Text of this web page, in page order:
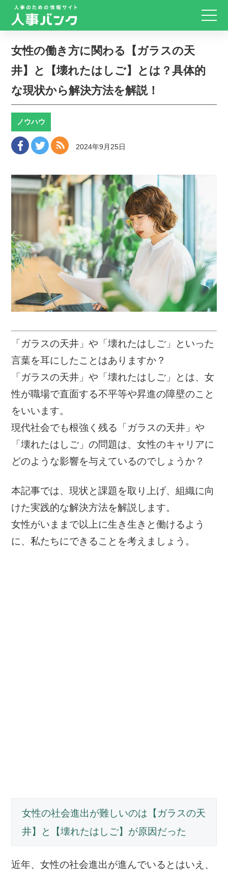
女性の働き方に関わる【ガラスの天
井】と【壊れたはしご】とは？具体的
な現状から解決方法を解説！
ノウハウ
2024年9月25日
「ガラスの天井」や「壊れたはしご」といった
言葉を耳にしたことはありますか？
「ガラスの天井」や「壊れたはしご」とは、女
性が職場で直面する不平等や昇進の障壁のこと
をいいます。
現代社会でも根強く残る「ガラスの天井」や
「壊れたはしご」の問題は、女性のキャリアに
どのような影響を与えているのでしょうか？
本記事では、現状と課題を取り上げ、組織に向
けた実践的な解決方法を解説します。
女性がいままで以上に生き生きと働けるよう
に、私たちにできることを考えましょう。
女性の社会進出が難しいのは【ガラスの天
井】と【壊れたはしご】が原因だった
近年、女性の社会進出が進んでいるとはいえ、